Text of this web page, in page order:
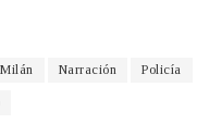
Milán Narración Policía